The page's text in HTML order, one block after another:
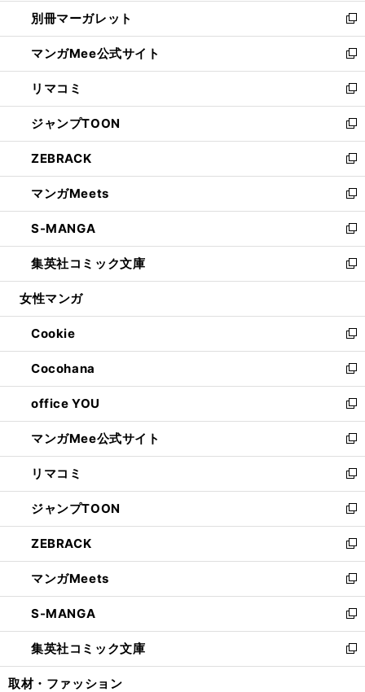
く
で
開
く
ウ
ィ
ン
ド
ウ
で
開
く
し
い
ウ
ィ
ン
ド
ウ
で
開
く
別冊マーガレット
新
し
い
ウ
ィ
ン
ド
ウ
で
開
く
マンガMee公式サイト
新
し
い
ウ
ィ
ン
ド
ウ
で
開
く
リマコミ
新
し
い
ウ
ィ
ン
ド
ウ
で
開
く
ジャンプTOON
新
し
い
ウ
ィ
ン
ド
ウ
で
開
ZEBRACK
新
し
い
ウ
ィ
ン
ド
ウ
開
く
マンガMeets
新
し
い
ウ
ィ
ン
ウ
で
開
く
S-MANGA
新
し
い
ウ
ン
ド
ウ
で
開
く
集英社コミック文庫
新
し
ウ
ィ
ン
ド
ウ
で
開
く
女性マンガ
Cookie
新
し
い
ウ
ィ
ン
ド
ウ
で
開
く
Cocohana
新
し
い
ウ
ィ
ン
ド
ウ
で
開
く
office YOU
新
し
い
ウ
ィ
ン
ド
ウ
で
開
く
マンガMee公式サイト
新
し
い
ウ
ィ
ン
ド
ウ
で
開
く
リマコミ
新
し
い
ウ
ィ
ン
ド
ウ
で
開
く
ジャンプTOON
新
し
い
ウ
ィ
ン
ド
ウ
で
開
ZEBRACK
新
し
い
ウ
ィ
ン
ド
ウ
マンガMeets
新
し
い
ウ
ィ
ン
S-MANGA
新
し
い
ウ
集英社コミック文庫
新
し
取材・ファッション